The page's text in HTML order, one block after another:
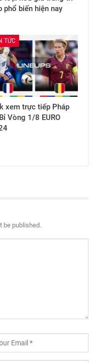
phổ biến hiện nay
TỨC
xem trực tiếp Pháp
Vòng 1/8 EURO
be published.